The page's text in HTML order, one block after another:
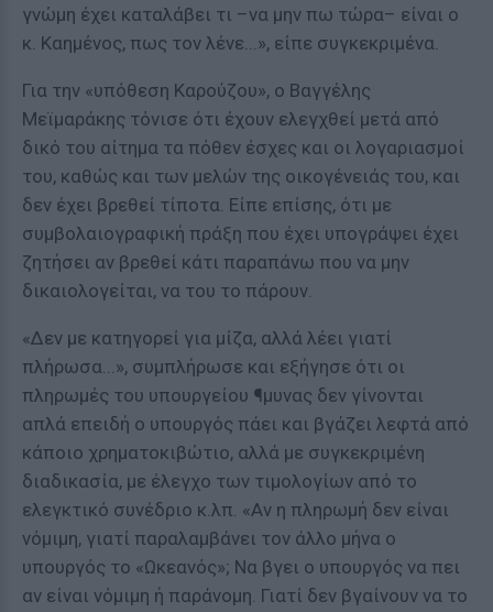
γνώμη έχει καταλάβει τι –να μην πω τώρα– είναι ο
κ. Καημένος, πως τον λένε...», είπε συγκεκριμένα.
Για την «υπόθεση Καρούζου», ο Βαγγέλης
Μεϊμαράκης τόνισε ότι έχουν ελεγχθεί μετά από
δικό του αίτημα τα πόθεν έσχες και οι λογαριασμοί
του, καθώς και των μελών της οικογένειάς του, και
δεν έχει βρεθεί τίποτα. Είπε επίσης, ότι με
συμβολαιογραφική πράξη που έχει υπογράψει έχει
ζητήσει αν βρεθεί κάτι παραπάνω που να μην
δικαιολογείται, να του το πάρουν.
«Δεν με κατηγορεί για μίζα, αλλά λέει γιατί
πλήρωσα...», συμπλήρωσε και εξήγησε ότι οι
πληρωμές του υπουργείου ¶μυνας δεν γίνονται
απλά επειδή ο υπουργός πάει και βγάζει λεφτά από
κάποιο χρηματοκιβώτιο, αλλά με συγκεκριμένη
διαδικασία, με έλεγχο των τιμολογίων από το
ελεγκτικό συνέδριο κ.λπ. «Αν η πληρωμή δεν είναι
νόμιμη, γιατί παραλαμβάνει τον άλλο μήνα ο
υπουργός το «Ωκεανός»; Να βγει ο υπουργός να πει
αν είναι νόμιμη ή παράνομη. Γιατί δεν βγαίνουν να το